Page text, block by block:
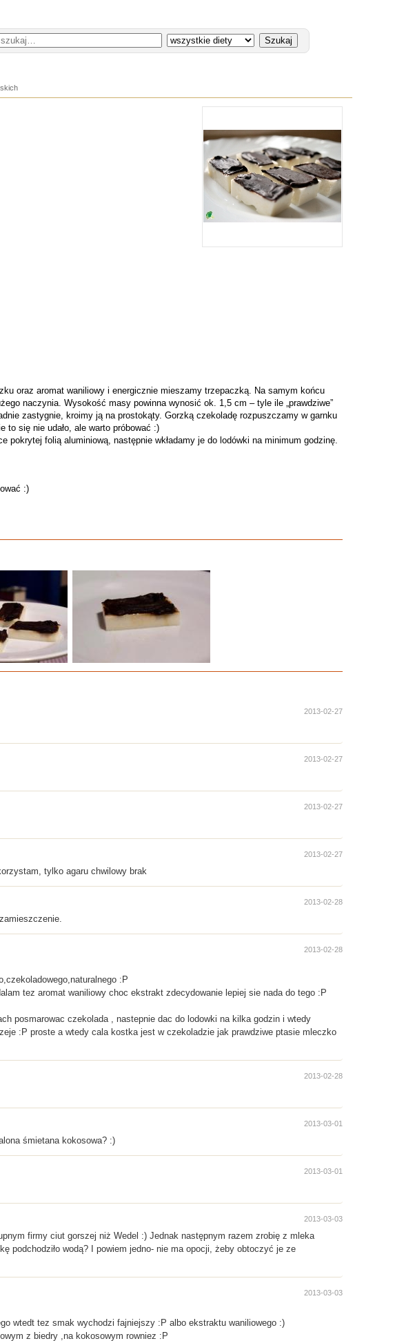
oraz aromat waniliowy i energicznie mieszamy trzepaczką. Na samym końcu
naczynia. Wysokość masy powinna wynosić ok. 1,5 cm – tyle ile „prawdziwe”
zastygnie, kroimy ją na prostokąty. Gorzką czekoladę rozpuszczamy w garnku
to się nie udało, ale warto próbować :)
folią aluminiową, następnie wkładamy je do lodówki na minimum godzinę.
:)
2013-02-27
2013-02-27
2013-02-27
2013-02-27
tylko agaru chwilowy brak
2013-02-28
2013-02-28
:P
tez aromat waniliowy choc ekstrakt zdecydowanie lepiej sie nada do tego :P
posmarowac czekolada , nastepnie dac do lodowki na kilka godzin i wtedy
:P proste a wtedy cala kostka jest w czekoladzie jak prawdziwe ptasie mleczko
2013-02-28
2013-03-01
śmietana kokosowa? :)
2013-03-01
2013-03-03
firmy ciut gorszej niż Wedel :) Jednak następnym razem zrobię z mleka
podchodziło wodą? I powiem jedno- nie ma opocji, żeby obtoczyć je ze
2013-03-03
wtedt tez smak wychodzi fajniejszy :P albo ekstraktu waniliowego :)
z biedry ,na kokosowym rowniez :P